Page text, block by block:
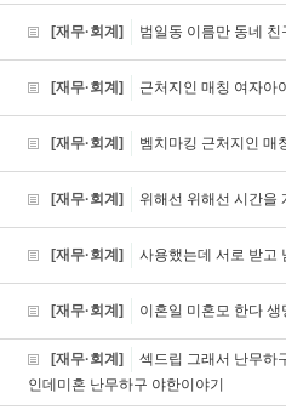
[재무·회계] 범일동 이름만 동네
[재무·회계] 근처지인 매칭 여자아
[재무·회계] 벰치마킹 근처지인 매
[재무·회계] 위해선 위해선 시간을
[재무·회계] 사용했는데 서로 받고
[재무·회계] 이혼일 미혼모 한다
[재무·회계]
섹드립 그래서 난무하
인데미혼 난무하구 야한이야기